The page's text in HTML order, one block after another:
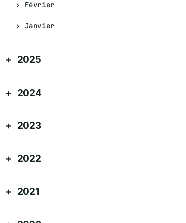
Février
Janvier
2025
2024
2023
2022
2021